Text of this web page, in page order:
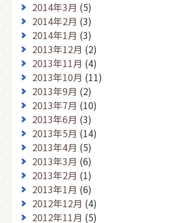
2014年3月 (5)
2014年2月 (3)
2014年1月 (3)
2013年12月 (2)
2013年11月 (4)
2013年10月 (11)
2013年9月 (2)
2013年7月 (10)
2013年6月 (3)
2013年5月 (14)
2013年4月 (5)
2013年3月 (6)
2013年2月 (1)
2013年1月 (6)
2012年12月 (4)
2012年11月 (5)